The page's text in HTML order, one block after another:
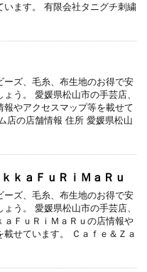
います。 有限会社タニグチ刺繍
ーズ、毛糸、布生地のお得で安
う。 愛媛県松山市の手芸店、
報やアクセスマップ等を載せて
店の店舗情報 住所 愛媛県松山
ｋａＦｕＲｉＭａＲｕ
ーズ、毛糸、布生地のお得で安
う。 愛媛県松山市の手芸店、
ａＦｕＲｉＭａＲｕの店情報や
載せています。 Ｃａｆｅ＆Ｚａ